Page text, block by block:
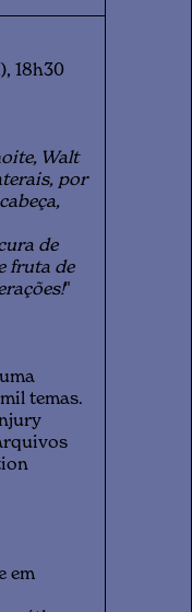
18h30
Walt
por
de
fruta de
"
temas.
em